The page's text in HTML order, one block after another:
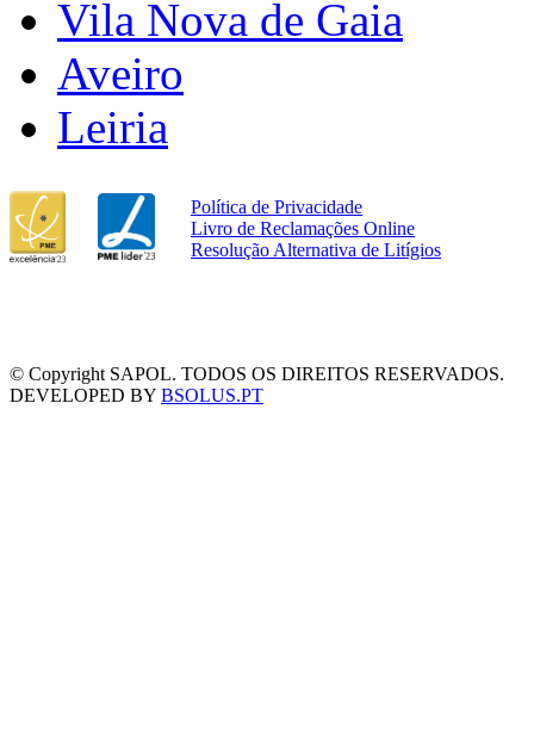
Vila Nova de Gaia
Aveiro
Leiria
Política de Privacidade
Livro de Reclamações Online
Resolução Alternativa de Litígios
© Copyright SAPOL. TODOS OS DIREITOS RESERVADOS.
DEVELOPED BY BSOLUS.PT